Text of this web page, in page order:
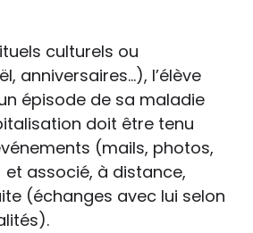
culturels ou
anniversaires…), l’élève
épisode de sa maladie
doit être tenu
(mails, photos,
et associé, à distance,
(échanges avec lui selon